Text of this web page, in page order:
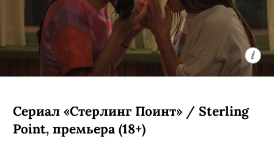
Сериал «Стерлинг Поинт» / Sterling
Point, премьера (18+)